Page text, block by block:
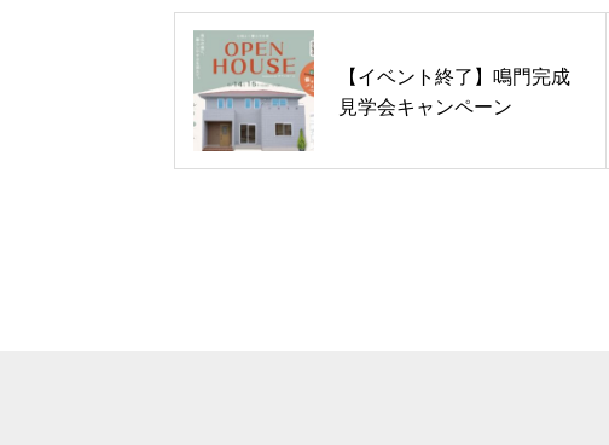
【イベント終了】鳴門完成
見学会キャンペーン